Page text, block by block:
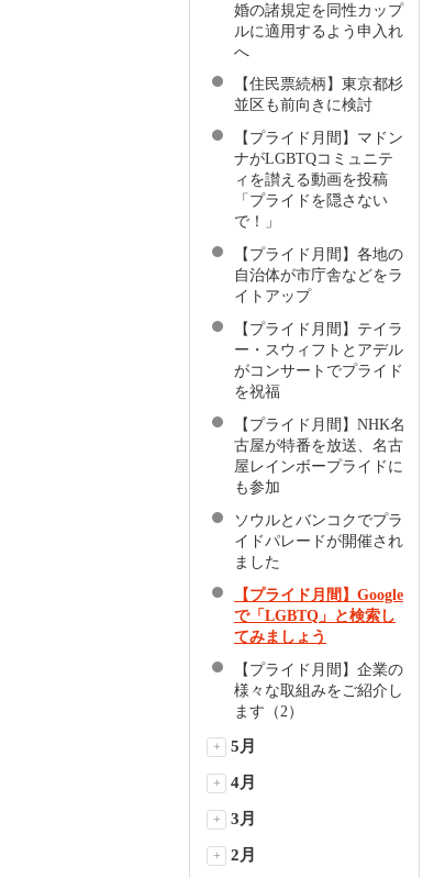
婚の諸規定を同性カップ
ルに適用するよう申入れ
へ
【住民票続柄】東京都杉
並区も前向きに検討
【プライド月間】マドン
ナがLGBTQコミュニテ
ィを讃える動画を投稿
「プライドを隠さない
で！」
【プライド月間】各地の
自治体が市庁舎などをラ
イトアップ
【プライド月間】テイラ
ー・スウィフトとアデル
がコンサートでプライド
を祝福
【プライド月間】NHK名
古屋が特番を放送、名古
屋レインボープライドに
も参加
ソウルとバンコクでプラ
イドパレードが開催され
ました
【プライド月間】Google
で「LGBTQ」と検索し
てみましょう
【プライド月間】企業の
様々な取組みをご紹介し
ます（2）
+ 5月
+ 4月
+ 3月
+ 2月